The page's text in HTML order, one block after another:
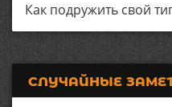
Как подружить свой
СЛУЧАЙНЫЕ